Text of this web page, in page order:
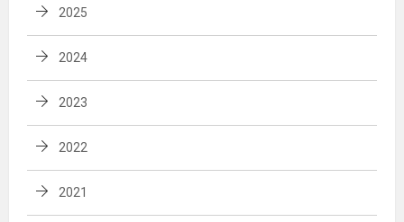
2025
2024
2023
2022
2021